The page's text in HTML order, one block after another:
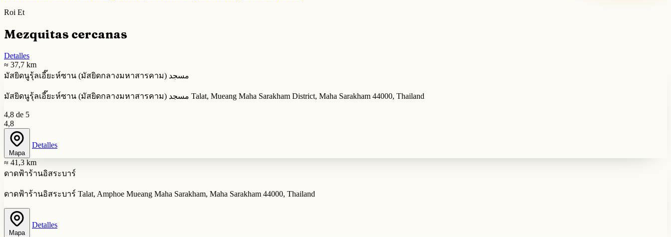
Roi Et
Mezquitas cercanas
Detalles
≈ 37,7 km
มัสยิดนูรุ้ลเอี๊ยะห์ซาน (มัสยิดกลางมหาสารคาม) مسجد
มัสยิดนูรุ้ลเอี๊ยะห์ซาน (มัสยิดกลางมหาสารคาม) مسجد Talat, Mueang Maha Sarakham District, Maha Sarakham 44000, Thailand
4,8 de 5
4,8
Mapa
Detalles
≈ 41,3 km
ดาดฟ้าร้านอิสระบาร์
ดาดฟ้าร้านอิสระบาร์ Talat, Amphoe Mueang Maha Sarakham, Maha Sarakham 44000, Thailand
Mapa
Detalles